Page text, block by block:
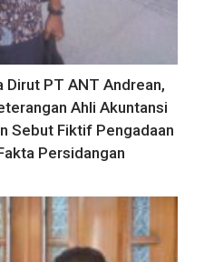
Dirut PT ANT Andrean,
Ahli Akuntansi
Sebut Fiktif Pengadaan
Persidangan